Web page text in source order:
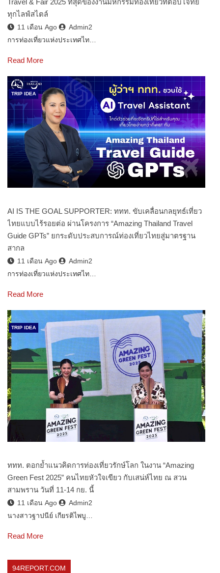
Travel & Fair 2025 ที่สุดของงานมหกรรมท่องเที่ยวที่ตอบโจทย์
ทุกไลฟ์สไตล์
11 เดือน Ago
Admin2
การท่องเที่ยวแห่งประเทศไท…
Read More
TRIP IDEA
AI IS THE GOAL SUPPORTER: ททท. ขับเคลื่อนกลยุทธ์เที่ยว
ไทยแบบไร้รอยต่อ ผ่านโครงการ “Amazing Thailand Travel
Guide GPTs” ยกระดับประสบการณ์ท่องเที่ยวไทยสู่มาตรฐาน
สากล
11 เดือน Ago
Admin2
การท่องเที่ยวแห่งประเทศไท…
Read More
TRIP IDEA
ททท. ตอกย้ำแนวคิดการท่องเที่ยวรักษ์โลก ในงาน “Amazing
Green Fest 2025” คนไทยหัวใจเขียว กับเสน่ห์ไทย ณ สวน
สามพราน วันที่ 11-14 กย. นี้
11 เดือน Ago
Admin2
นางสาวฐาปนีย์ เกียรติไพบู…
Read More
94REPORT.COM